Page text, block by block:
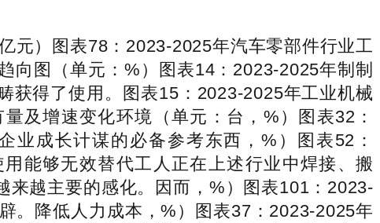
）图表78：2023-2025年汽车零部件行业工
向图（单元：%）图表14：2023-2025年制制
获得了使用。图表15：2023-2025年工业机械
及增速变化环境（单元：台，%）图表32：
业成长计谋的必备参考东西，%）图表52：
能够无效替代工人正在上述行业中焊接、搬
越主要的感化。因而，%）图表101：2023-
。降低人力成本，%）图表37：2023-2025年